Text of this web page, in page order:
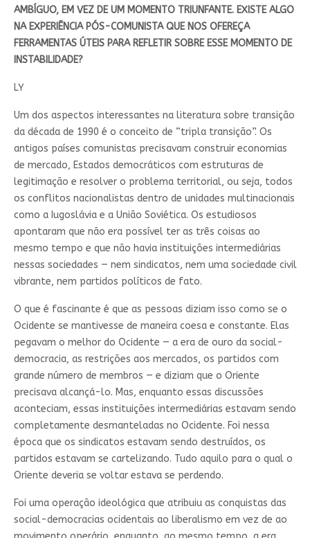
AMBÍGUO, EM VEZ DE UM MOMENTO TRIUNFANTE. EXISTE ALGO
NA EXPERIÊNCIA PÓS-COMUNISTA QUE NOS OFEREÇA
FERRAMENTAS ÚTEIS PARA REFLETIR SOBRE ESSE MOMENTO DE
INSTABILIDADE?
LY
Um dos aspectos interessantes na literatura sobre transição
da década de 1990 é o conceito de “tripla transição”. Os
antigos países comunistas precisavam construir economias
de mercado, Estados democráticos com estruturas de
legitimação e resolver o problema territorial, ou seja, todos
os conflitos nacionalistas dentro de unidades multinacionais
como a Iugoslávia e a União Soviética. Os estudiosos
apontaram que não era possível ter as três coisas ao
mesmo tempo e que não havia instituições intermediárias
nessas sociedades — nem sindicatos, nem uma sociedade civil
vibrante, nem partidos políticos de fato.
O que é fascinante é que as pessoas diziam isso como se o
Ocidente se mantivesse de maneira coesa e constante. Elas
pegavam o melhor do Ocidente — a era de ouro da social-
democracia, as restrições aos mercados, os partidos com
grande número de membros — e diziam que o Oriente
precisava alcançá-lo. Mas, enquanto essas discussões
aconteciam, essas instituições intermediárias estavam sendo
completamente desmanteladas no Ocidente. Foi nessa
época que os sindicatos estavam sendo destruídos, os
partidos estavam se cartelizando. Tudo aquilo para o qual o
Oriente deveria se voltar estava se perdendo.
Foi uma operação ideológica que atribuiu as conquistas das
social-democracias ocidentais ao liberalismo em vez de ao